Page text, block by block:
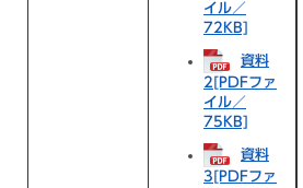
イル／
72KB]
資料
2[PDFファ
イル／
75KB]
資料
3[PDFファ